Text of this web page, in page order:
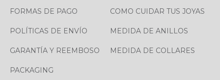
FORMAS DE PAGO COMO CUIDAR TUS JOYAS
POLÍTICAS DE ENVÍO MEDIDA DE ANILLOS
GARANTÍA Y REEMBOSO MEDIDA DE COLLARES
PACKAGING